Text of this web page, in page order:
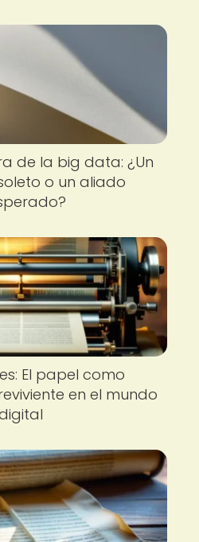
de la big data: ¿Un
o un aliado
El papel como
en el mundo